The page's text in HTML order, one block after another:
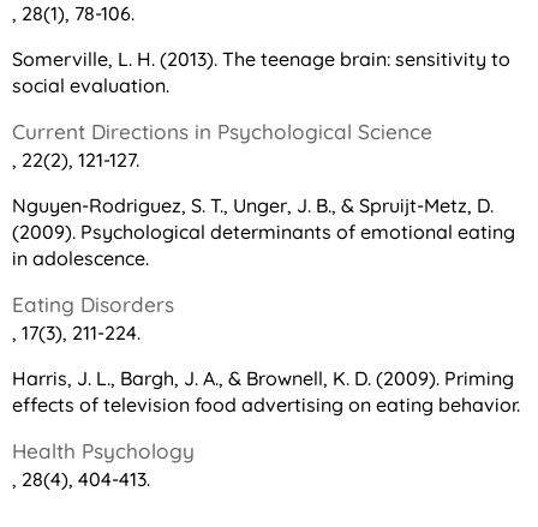
, 28(1), 78-106.
Somerville, L. H. (2013). The teenage brain: sensitivity to
social evaluation.
Current Directions in Psychological Science
, 22(2), 121-127.
Nguyen-Rodriguez, S. T., Unger, J. B., & Spruijt-Metz, D.
(2009). Psychological determinants of emotional eating
in adolescence.
Eating Disorders
, 17(3), 211-224.
Harris, J. L., Bargh, J. A., & Brownell, K. D. (2009). Priming
effects of television food advertising on eating behavior.
Health Psychology
, 28(4), 404-413.